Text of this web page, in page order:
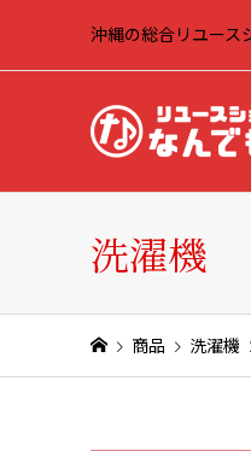
沖縄の総合リユース
洗濯機
商品 洗濯機